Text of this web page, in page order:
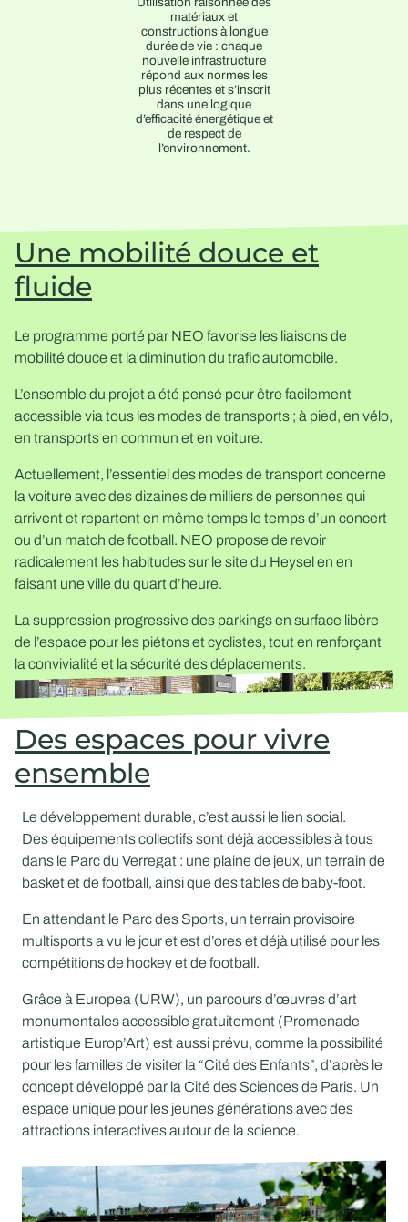
matériaux et
constructions à longue
durée de vie : chaque
nouvelle infrastructure
répond aux normes les
plus récentes et s’inscrit
dans une logique
d’efficacité énergétique et
de respect de
l’environnement.
Une mobilité douce et
fluide
Le programme porté par NEO favorise les liaisons de
mobilité douce et la diminution du trafic automobile.
L’ensemble du projet a été pensé pour être facilement
accessible via tous les modes de transports ; à pied, en vélo,
en transports en commun et en voiture.
Actuellement, l’essentiel des modes de transport concerne
la voiture avec des dizaines de milliers de personnes qui
arrivent et repartent en même temps le temps d’un concert
ou d’un match de football. NEO propose de revoir
radicalement les habitudes sur le site du Heysel en en
faisant une ville du quart d’heure.
La suppression progressive des parkings en surface libère
de l’espace pour les piétons et cyclistes, tout en renforçant
la convivialité et la sécurité des déplacements.
Des espaces pour vivre
ensemble
Le développement durable, c’est aussi le lien social.
Des équipements collectifs sont déjà accessibles à tous
dans le Parc du Verregat : une plaine de jeux, un terrain de
basket et de football, ainsi que des tables de baby-foot.
En attendant le Parc des Sports, un terrain provisoire
multisports a vu le jour et est d’ores et déjà utilisé pour les
compétitions de hockey et de football.
Grâce à Europea (URW), un parcours d’œuvres d’art
monumentales accessible gratuitement (Promenade
artistique Europ’Art) est aussi prévu, comme la possibilité
pour les familles de visiter la “Cité des Enfants”, d’après le
concept développé par la Cité des Sciences de Paris. Un
espace unique pour les jeunes générations avec des
attractions interactives autour de la science.